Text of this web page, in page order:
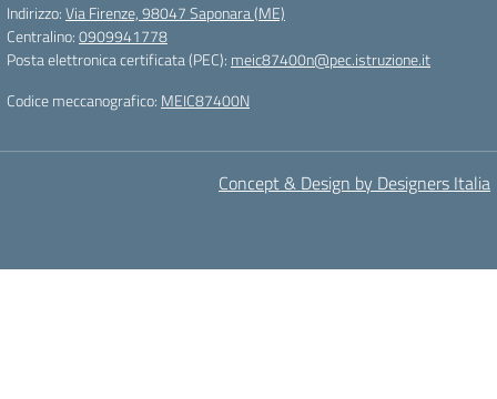
Indirizzo:Via Firenze, 98047 Saponara (ME)
Centralino:0909941778
Posta elettronica certificata (PEC): meic87400n@pec.istruzione.it
Codice meccanografico: MEIC87400N
Concept & Design by Designers Italia